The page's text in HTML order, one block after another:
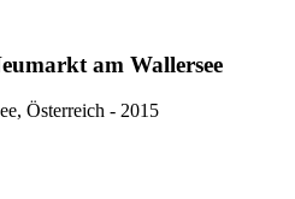
am Wallersee
Österreich - 2015